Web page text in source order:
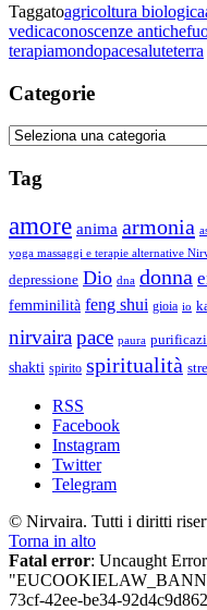
La
Vedica
Taggatoagricoltura biologica
vedicaconoscenze antiche
terapiamondopacesaluteterra
Categorie
Categorie
Tag
amore anima armonia
yoga massaggi e terapie alternative
depressione Dio dna donna
femminilità feng shui gioia io
nirvairapace paura
shakti spirito spiritualità
RSS
Facebook
Instagram
Twitter
Telegram
© Nirvaira. Tutti i diritti
Torna in alto
Fatal error: Uncaught
73cf-42ee-be34-